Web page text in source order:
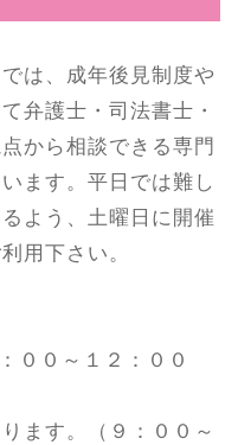
は、成年後見制度や
弁護士・司法書士・
から相談できる専門
ます。平日では難し
よう、土曜日に開催
用下さい。
０～１２：００
す。（９：００～